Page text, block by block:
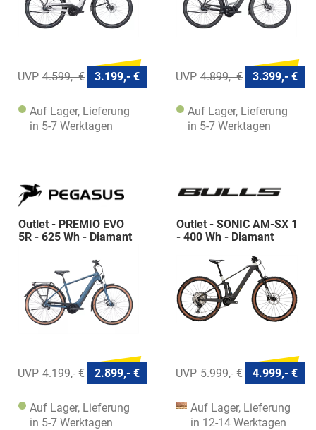
4.599,- € 3.199,- €
Auf Lager, Lieferung
in 5-7 Werktagen
4.899,- € 3.399,- €
Auf Lager, Lieferung
in 5-7 Werktagen
Outlet - PREMIO EVO
5R - 625 Wh - Diamant
4.199,- € 2.899,- €
Auf Lager, Lieferung
in 5-7 Werktagen
Outlet - SONIC AM-SX 1
- 400 Wh - Diamant
5.999,- € 4.999,- €
Auf Lager, Lieferung
in 12-14 Werktagen